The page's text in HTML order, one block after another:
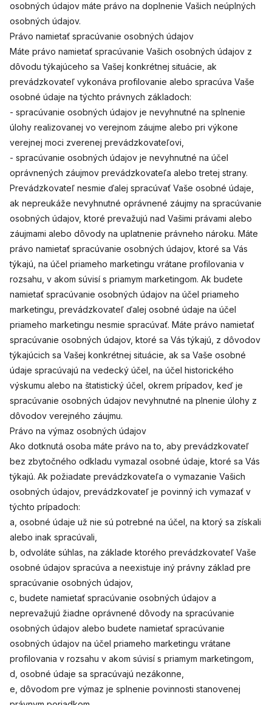
osobných údajov máte právo na doplnenie Vašich neúplných
osobných údajov.
Právo namietať spracúvanie osobných údajov
Máte právo namietať spracúvanie Vašich osobných údajov z
dôvodu týkajúceho sa Vašej konkrétnej situácie, ak
prevádzkovateľ vykonáva profilovanie alebo spracúva Vaše
osobné údaje na týchto právnych základoch:
- spracúvanie osobných údajov je nevyhnutné na splnenie
úlohy realizovanej vo verejnom záujme alebo pri výkone
verejnej moci zverenej prevádzkovateľovi,
- spracúvanie osobných údajov je nevyhnutné na účel
oprávnených záujmov prevádzkovateľa alebo tretej strany.
Prevádzkovateľ nesmie ďalej spracúvať Vaše osobné údaje,
ak nepreukáže nevyhnutné oprávnené záujmy na spracúvanie
osobných údajov, ktoré prevažujú nad Vašimi právami alebo
záujmami alebo dôvody na uplatnenie právneho nároku. Máte
právo namietať spracúvanie osobných údajov, ktoré sa Vás
týkajú, na účel priameho marketingu vrátane profilovania v
rozsahu, v akom súvisí s priamym marketingom. Ak budete
namietať spracúvanie osobných údajov na účel priameho
marketingu, prevádzkovateľ ďalej osobné údaje na účel
priameho marketingu nesmie spracúvať. Máte právo namietať
spracúvanie osobných údajov, ktoré sa Vás týkajú, z dôvodov
týkajúcich sa Vašej konkrétnej situácie, ak sa Vaše osobné
údaje spracúvajú na vedecký účel, na účel historického
výskumu alebo na štatistický účel, okrem prípadov, keď je
spracúvanie osobných údajov nevyhnutné na plnenie úlohy z
dôvodov verejného záujmu.
Právo na výmaz osobných údajov
Ako dotknutá osoba máte právo na to, aby prevádzkovateľ
bez zbytočného odkladu vymazal osobné údaje, ktoré sa Vás
týkajú. Ak požiadate prevádzkovateľa o vymazanie Vašich
osobných údajov, prevádzkovateľ je povinný ich vymazať v
týchto prípadoch:
a, osobné údaje už nie sú potrebné na účel, na ktorý sa získali
alebo inak spracúvali,
b, odvoláte súhlas, na základe ktorého prevádzkovateľ Vaše
osobné údajov spracúva a neexistuje iný právny základ pre
spracúvanie osobných údajov,
c, budete namietať spracúvanie osobných údajov a
neprevažujú žiadne oprávnené dôvody na spracúvanie
osobných údajov alebo budete namietať spracúvanie
osobných údajov na účel priameho marketingu vrátane
profilovania v rozsahu v akom súvisí s priamym marketingom,
d, osobné údaje sa spracúvajú nezákonne,
e, dôvodom pre výmaz je splnenie povinnosti stanovenej